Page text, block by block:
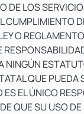
DE LOS
CUMPLIMIENTO
O
NINGÚN
QUE PUEDA
ES EL ÚNICO
QUE SU USO